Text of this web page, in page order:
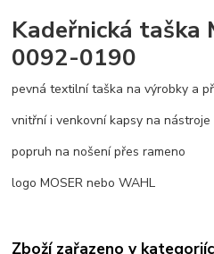
Kadeřnická taška
0092-0190
pevná textilní taška na výrobky a
vnitřní i venkovní kapsy na nástroje
popruh na nošení přes rameno
logo MOSER nebo WAHL
Zboží zařazeno v